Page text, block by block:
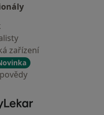
zařízení
- Hlavní stránka